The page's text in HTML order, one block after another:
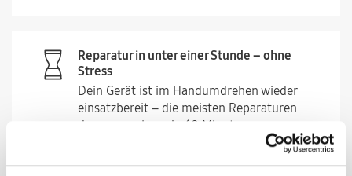
Reparatur in unter einer Stunde – ohne
Stress
Dein Gerät ist im Handumdrehen wieder
einsatzbereit – die meisten Reparaturen
dauern weniger als 60 Minuten.
Deine Garantie bleibt – sorgenfrei und